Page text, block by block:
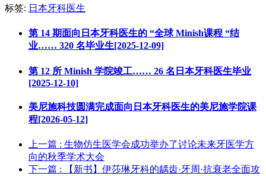
标签: 日本牙科医生
第 14 期面向日本牙科医生的 “全球 Minish课程 “结
业…… 320 名毕业生[2025-12-09]
第 12 所 Minish 学院竣工…… 26 名日本牙科医生毕业
[2025-12-10]
美尼施科技圆满完成面向日本牙科医生的美尼施学院课
程[2026-05-12]
上一篇 : 生物仿生医学会成功举办了讨论未来牙医学方
向的秋季学术大会
下一篇 : 【新书】伊莎琳牙科的龋齿·牙周·抗衰老全面攻